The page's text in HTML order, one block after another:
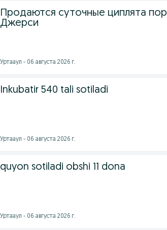
Продаются суточные циплята
Джерси
Уртааул - 06 августа 2026 г.
Inkubatir 540 tali sotiladi
Уртааул - 06 августа 2026 г.
quyon sotiladi obshi 11 dona
Уртааул - 06 августа 2026 г.